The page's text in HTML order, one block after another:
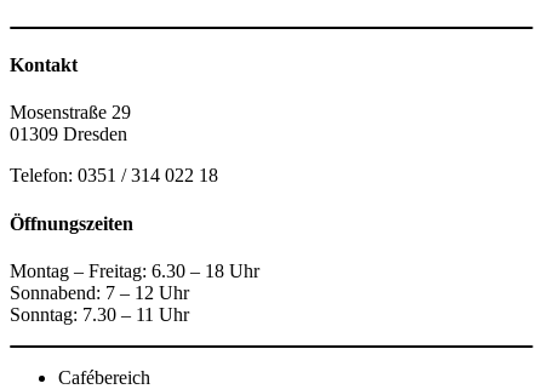
Kontakt
Mosenstraße 29
01309 Dresden
Telefon: 0351 / 314 022 18
Öffnungszeiten
Montag – Freitag: 6.30 – 18 Uhr
Sonnabend: 7 – 12 Uhr
Sonntag: 7.30 – 11 Uhr
Cafébereich